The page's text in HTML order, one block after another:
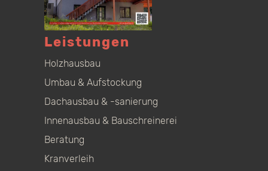
Leistungen
Holzhausbau
Umbau & Aufstockung
Dachausbau & -sanierung
Innenausbau & Bauschreinerei
Beratung
Kranverleih